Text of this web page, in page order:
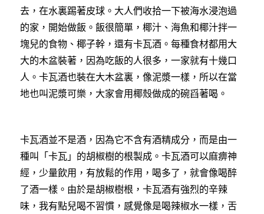
去，在水裏踢著皮球。大人們收拾一下被海水浸泡過
的家，開始做飯。飯很簡單，椰汁、海魚和椰汁拌一
塊兒的食物、椰子幹，還有卡瓦酒。每種食材都用大
大的木盆裝著，因為吃飯的人很多，一家就有十幾口
人。卡瓦酒也裝在大木盆裏，像泥漿一樣，所以在當
地也叫泥漿可樂，大家會用椰殼做成的碗舀著喝。
卡瓦酒並不是酒，因為它不含有酒精成分，而是由一
種叫「卡瓦」的胡椒樹的根製成。卡瓦酒可以麻痹神
經，少量飲用，有放鬆的作用，喝多了，就會像喝醉
了酒一樣。由於是胡椒樹根，卡瓦酒有強烈的辛辣
味，我有點兒喝不習慣，感覺像是喝辣椒水一樣，舌